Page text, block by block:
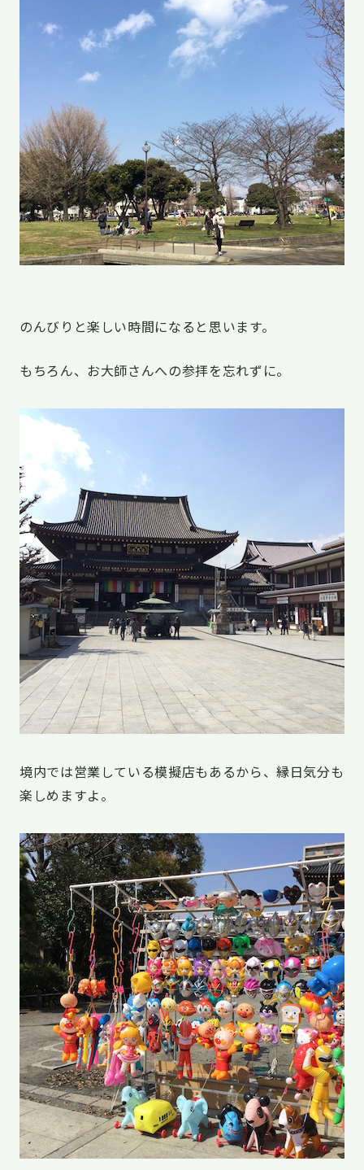
のんびりと楽しい時間になると思います。
もちろん、お大師さんへの参拝を忘れずに。
境内では営業している模擬店もあるから、縁日気分も
楽しめますよ。